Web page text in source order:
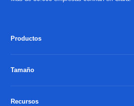
Productos
Tamaño
Recursos